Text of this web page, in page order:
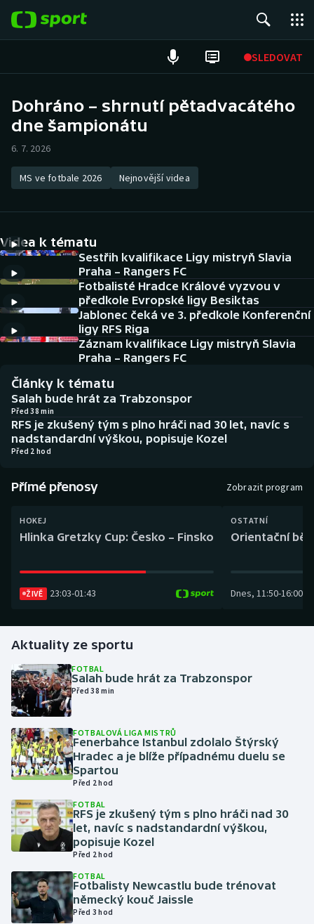
SLEDOVAT
Hokej
Atletika
DALŠÍ SPORTY
Americký fotbal
Baseball a softbal
Biatlon
Boby a skeleton
Curling
Dostihy
Futsal
Golf
Gymnastika
Házená
Jezdectví
Judo
Krasobruslení
Lezení
Moderní pětiboj
NEPŘEHLÉDNĚTE
Historické návraty
Aplikace ČT sport
AZ kvíz
Dohráno – shrnutí pětadvacátého
dne šampionátu
6. 7. 2026
MS ve fotbale 2026 Nejnovější videa
Videa k tématu
Sestřih kvalifikace Ligy mistryň Slavia
Praha – Rangers FC
Fotbalisté Hradce Králové vyzvou v
předkole Evropské ligy Besiktas
Jablonec čeká ve 3. předkole Konferenční
ligy RFS Riga
Záznam kvalifikace Ligy mistryň Slavia
Praha – Rangers FC
Články k tématu
Salah bude hrát za Trabzonspor
Před 38 min
RFS je zkušený tým s plno hráči nad 30 let, navíc s
nadstandardní výškou, popisuje Kozel
Před 2 hod
Přímé přenosy Zobrazit program
HOKEJ
Hlinka Gretzky Cup: Česko – Finsko
ŽIVĚ 23:03-01:43
OSTATNÍ
Orientační
Dnes, 11:50-16:00
Aktuality ze sportu
FOTBAL
Salah bude hrát za Trabzonspor
Před 38 min
FOTBALOVÁ LIGA MISTRŮ
Fenerbahce Istanbul zdolalo Štýrský
Hradec a je blíže případnému duelu se
Spartou
Před 2 hod
FOTBAL
RFS je zkušený tým s plno hráči nad 30
let, navíc s nadstandardní výškou,
popisuje Kozel
Před 2 hod
FOTBAL
Fotbalisty Newcastlu bude trénovat
německý kouč Jaissle
Před 3 hod